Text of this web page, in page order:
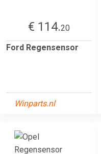
€ 114.20
Ford Regensensor
Winparts.nl